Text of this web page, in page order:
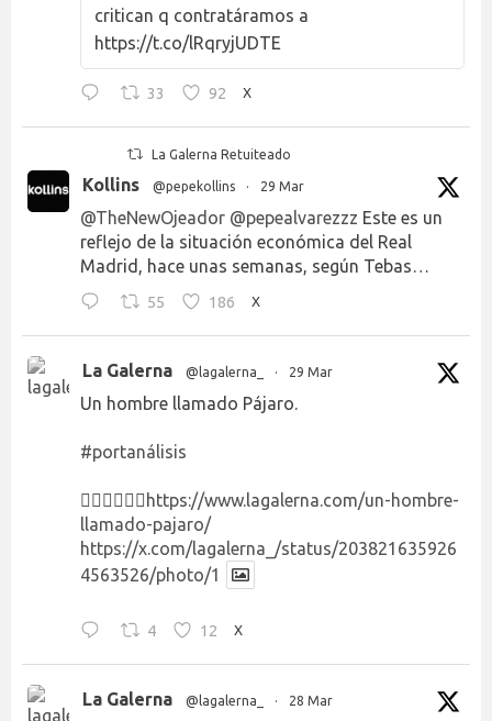
critican q contratáramos a
https://t.co/lRqryjUDTE
33 92 X
La Galerna Retuiteado
Kollins @pepekollins · 29 Mar
@TheNewOjeador @pepealvarezzz Este es un
reflejo de la situación económica del Real
Madrid, hace unas semanas, según Tebas…
55 186 X
La Galerna @lagalerna_ · 29 Mar
Un hombre llamado Pájaro.
#portanálisis
👉🏻👉🏻👉🏻 https://www.lagalerna.com/un-hombre-
llamado-pajaro/
https://x.com/lagalerna_/status/203821635926
4563526/photo/1
4 12 X
La Galerna @lagalerna_ · 28 Mar